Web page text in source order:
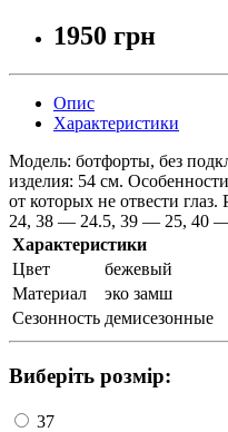
1950 грн
Опис
Характеристики
Модель: ботфорты, без
изделия: 54 см.
от которых не отвести
24, 38 — 24.5, 39 — 25, 40
Характеристики
Цвет
бежевый
Материал
эко замш
Сезонность демисезонные
Виберіть розмір:
37